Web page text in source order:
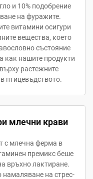
и 10% подобрение
на фуражите.
витамини осигури
вещества, което
състояние
как нашите продукти
растежните
птицевъдството.
млечни крави
с млечна ферма в
премикс беше
връхно лактиране.
на стрес-